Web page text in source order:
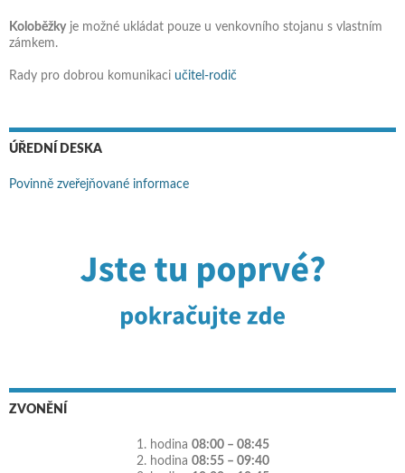
Koloběžkyje možné ukládat pouze u venkovního stojanu s vlastním
zámkem.
Rady pro dobrou komunikaci učitel-rodič
ÚŘEDNÍ DESKA
Povinně zveřejňované informace
ZVONĚNÍ
1. hodina 08:00 – 08:45
2. hodina 08:55 – 09:40